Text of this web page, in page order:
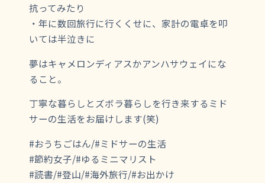
抗ってみたり
・年に数回旅行に行くくせに、家計の電卓を叩
いては半泣きに
夢はキャメロンディアスかアンハサウェイにな
ること。
丁寧な暮らしとズボラ暮らしを行き来するミド
サーの生活をお届けします(笑)
#おうちごはん/#ミドサーの生活
#節約女子/#ゆるミニマリスト
#読書/#登山/#海外旅行/#お出かけ